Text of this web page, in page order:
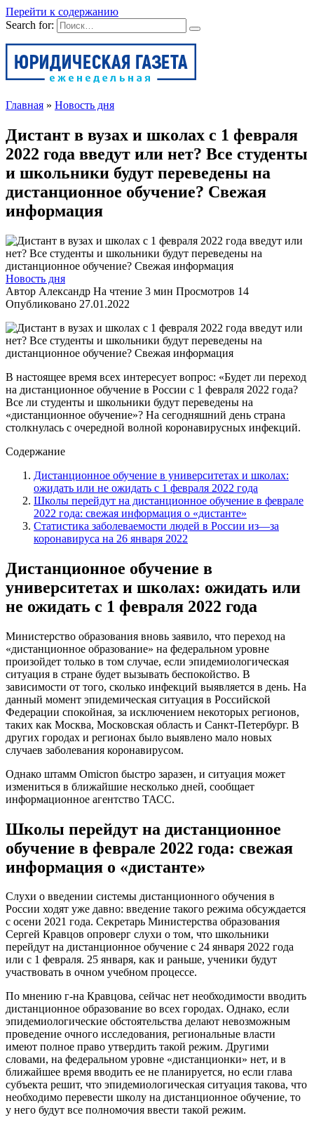
Перейти к содержанию
Search for:
Главная » Новость дня
Дистант в вузах и школах с 1 февраля
2022 года введут или нет? Все студенты
и школьники будут переведены на
дистанционное обучение? Свежая
информация
Новость дня
Автор Александр На чтение 3 мин Просмотров 14
Опубликовано 27.01.2022
В настоящее время всех интересует вопрос: «Будет ли переход
на дистанционное обучение в России с 1 февраля 2022 года?
Все ли студенты и школьники будут переведены на
«дистанционное обучение»? На сегодняшний день страна
столкнулась с очередной волной коронавирусных инфекций.
Содержание
Дистанционное обучение в университетах и школах:
ожидать или не ожидать с 1 февраля 2022 года
Школы перейдут на дистанционное обучение в феврале
2022 года: свежая информация о «дистанте»
Статистика заболеваемости людей в России из—за
коронавируса на 26 января 2022
Дистанционное обучение в
университетах и школах: ожидать или
не ожидать с 1 февраля 2022 года
Министерство образования вновь заявило, что переход на
«дистанционное образование» на федеральном уровне
произойдет только в том случае, если эпидемиологическая
ситуация в стране будет вызывать беспокойство. В
зависимости от того, сколько инфекций выявляется в день. На
данный момент эпидемическая ситуация в Российской
Федерации спокойная, за исключением некоторых регионов,
таких как Москва, Московская область и Санкт-Петербург. В
других городах и регионах было выявлено мало новых
случаев заболевания коронавирусом.
Однако штамм Omicron быстро заразен, и ситуация может
измениться в ближайшие несколько дней, сообщает
информационное агентство ТАСС.
Школы перейдут на дистанционное
обучение в феврале 2022 года: свежая
информация о «дистанте»
Слухи о введении системы дистанционного обучения в
России ходят уже давно: введение такого режима обсуждается
с осени 2021 года. Секретарь Министерства образования
Сергей Кравцов опроверг слухи о том, что школьники
перейдут на дистанционное обучение с 24 января 2022 года
или с 1 февраля. 25 января, как и раньше, ученики будут
участвовать в очном учебном процессе.
По мнению г-на Кравцова, сейчас нет необходимости вводить
дистанционное образование во всех городах. Однако, если
эпидемиологические обстоятельства делают невозможным
проведение очного исследования, региональные власти
имеют полное право утвердить такой режим. Другими
словами, на федеральном уровне «дистанционки» нет, и в
ближайшее время вводить ее не планируется, но если глава
субъекта решит, что эпидемиологическая ситуация такова, что
необходимо перевести школу на дистанционное обучение, то
у него будут все полномочия ввести такой режим.